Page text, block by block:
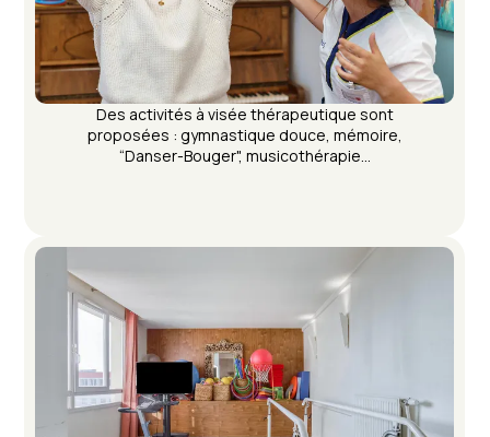
Des activités à visée thérapeutique sont
proposées : gymnastique douce, mémoire,
“Danser-Bouger", musicothérapie...